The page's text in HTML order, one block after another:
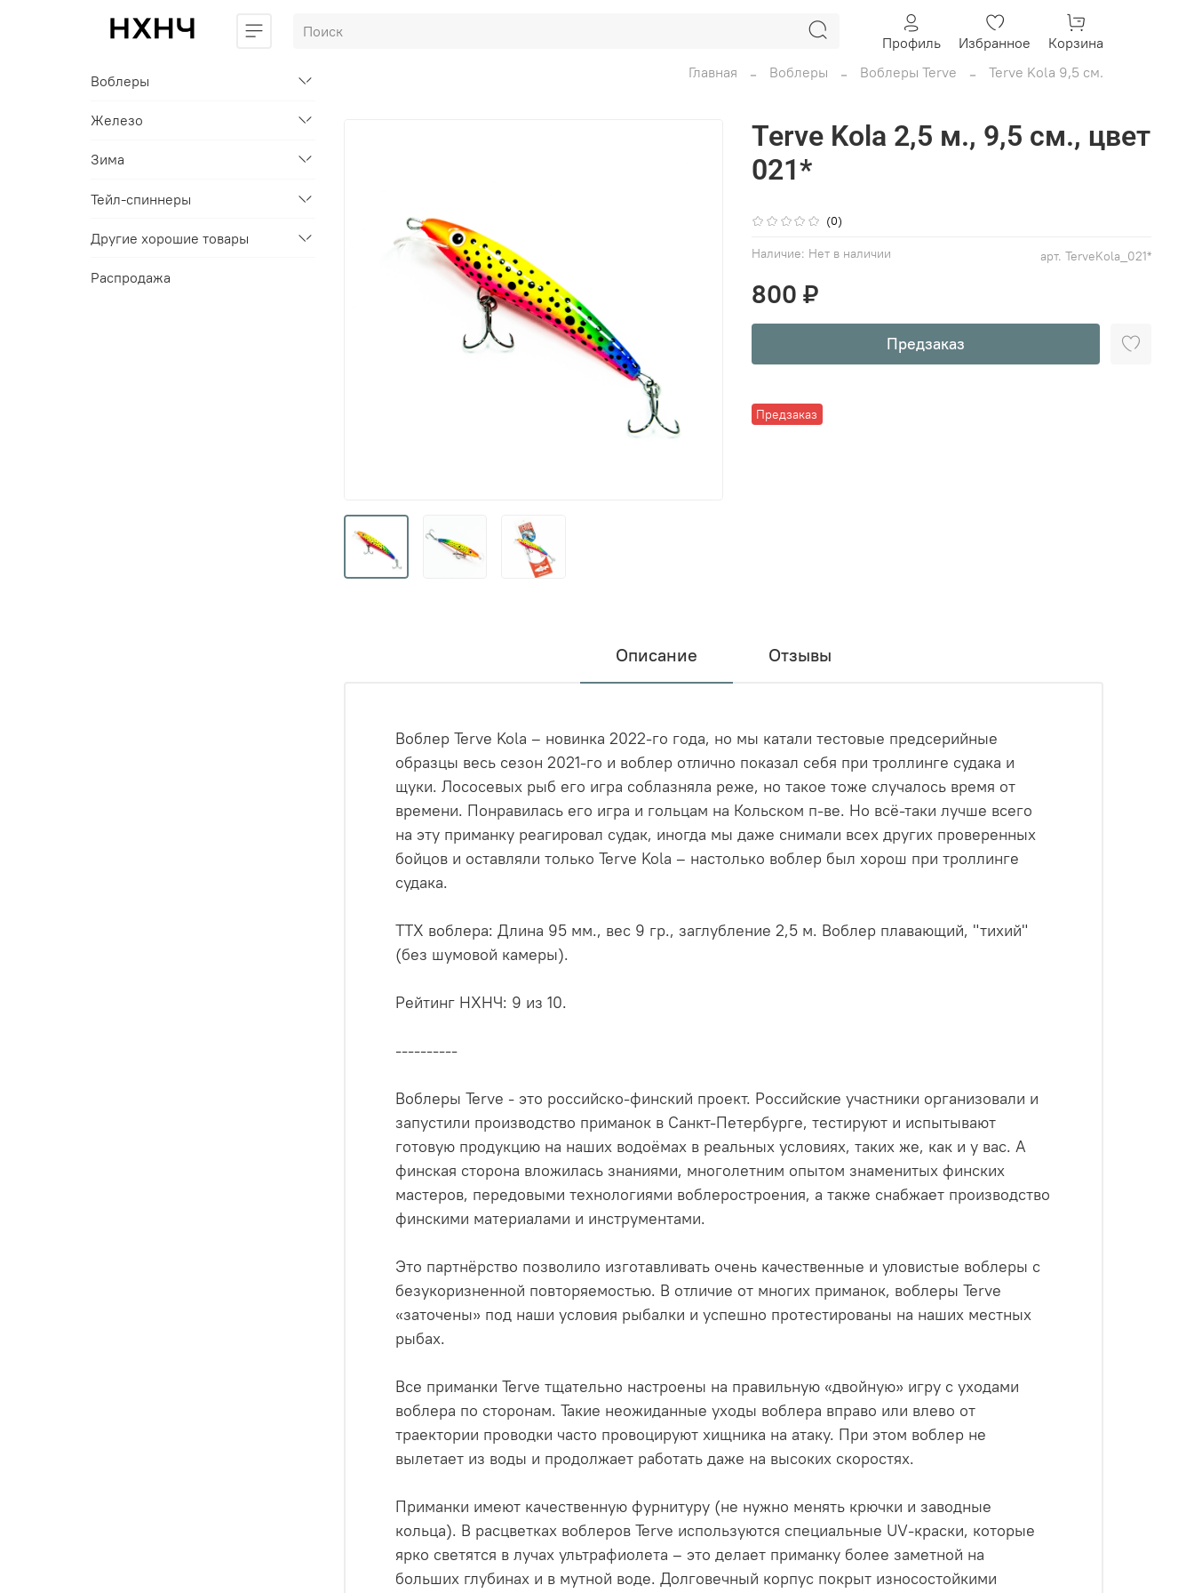
Профиль Избранное
Корзина
Главная
Воблеры Воблеры Terve Terve Kola 9,5 см.
(0)
арт.TerveKola_021*
Наличие: Нет в наличии
Предзаказ
Terve Kola 2,5 м., 9,5 см., цвет
021*
800 ₽
Предзаказ
Описание Отзывы
Воблер Terve Kola – новинка 2022-го года, но мы катали тестовые предсерийные
образцы весь сезон 2021-го и воблер отлично показал себя при троллинге судака и
щуки. Лососевых рыб его игра соблазняла реже, но такое тоже случалось время от
времени. Понравилась его игра и гольцам на Кольском п-ве. Но всё-таки лучше всего
на эту приманку реагировал судак, иногда мы даже снимали всех других проверенных
бойцов и оставляли только Terve Kola – настолько воблер был хорош при троллинге
судака.
ТТХ воблера: Длина 95 мм., вес 9 гр., заглубление 2,5 м. Воблер плавающий, "тихий"
(без шумовой камеры).
Рейтинг НХНЧ: 9 из 10.
----------
Воблеры Terve - это российско-финский проект. Российские участники организовали и
запустили производство приманок в Санкт-Петербурге, тестируют и испытывают
готовую продукцию на наших водоёмах в реальных условиях, таких же, как и у вас. А
финская сторона вложилась знаниями, многолетним опытом знаменитых финских
мастеров, передовыми технологиями воблеростроения, а также снабжает производство
финскими материалами и инструментами.
Это партнёрство позволило изготавливать очень качественные и уловистые воблеры с
безукоризненной повторяемостью. В отличие от многих приманок, воблеры Terve
«заточены» под наши условия рыбалки и успешно протестированы на наших местных
рыбах.
Все приманки Terve тщательно настроены на правильную «двойную» игру с уходами
воблера по сторонам. Такие неожиданные уходы воблера вправо или влево от
траектории проводки часто провоцируют хищника на атаку. При этом воблер не
вылетает из воды и продолжает работать даже на высоких скоростях.
Приманки имеют качественную фурнитуру (не нужно менять крючки и заводные
кольца). В расцветках воблеров Terve используются специальные UV-краски, которые
ярко светятся в лучах ультрафиолета – это делает приманку более заметной на
больших глубинах и в мутной воде. Долговечный корпус покрыт износостойкими
Воблеры
Железо
Зима
Тейл-спиннеры
Другие хорошие товары
Распродажа